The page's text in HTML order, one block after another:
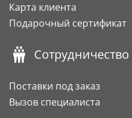
Карта клиента
Подарочный сертификат
Сотрудничество
Поставки под заказ
Вызов специалиста